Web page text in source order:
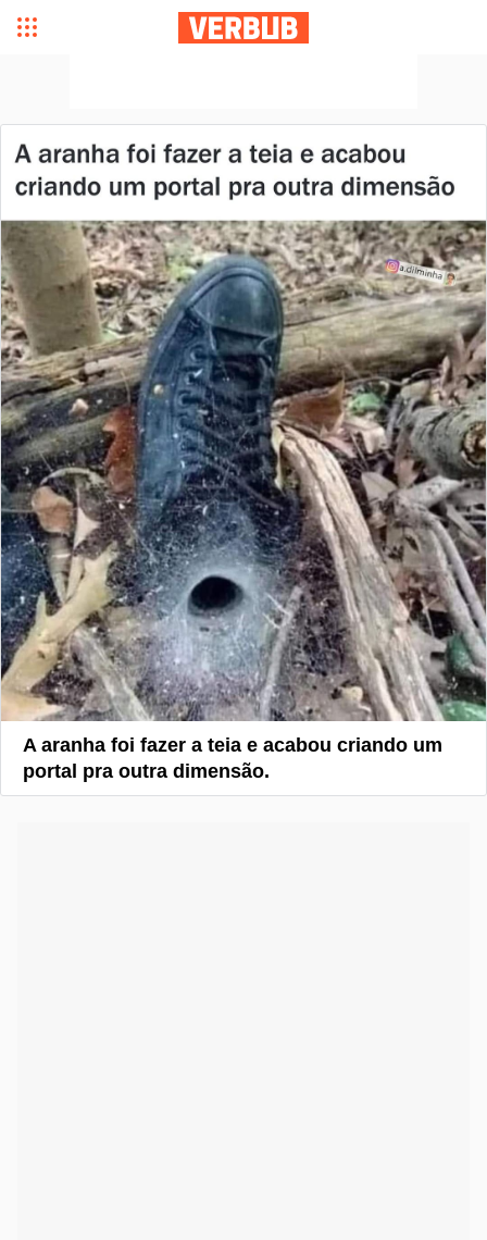
A aranha foi fazer a teia e acabou criando um
portal pra outra dimensão.